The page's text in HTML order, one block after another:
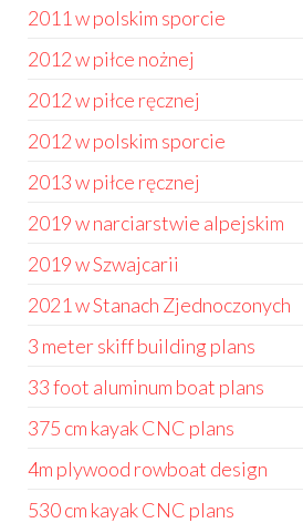
2011 w polskim sporcie
2012 w piłce nożnej
2012 w piłce ręcznej
2012 w polskim sporcie
2013 w piłce ręcznej
2019 w narciarstwie alpejskim
2019 w Szwajcarii
2021 w Stanach Zjednoczonych
3 meter skiff building plans
33 foot aluminum boat plans
375 cm kayak CNC plans
4m plywood rowboat design
530 cm kayak CNC plans